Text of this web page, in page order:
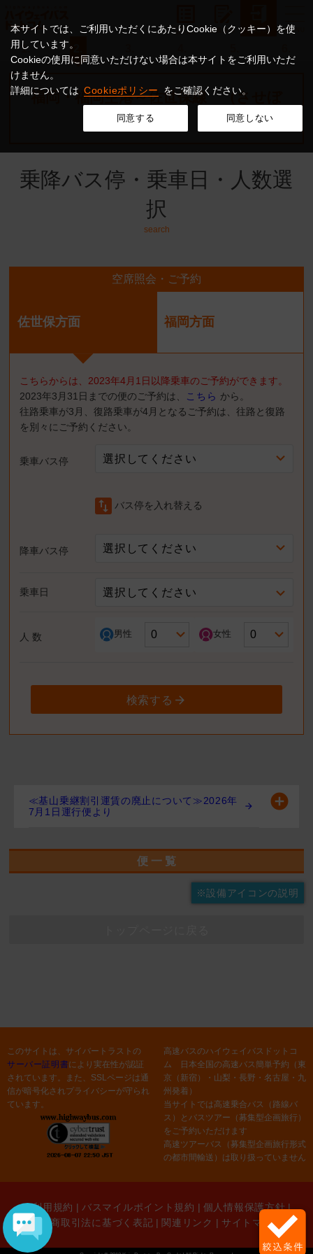
本サイトでは、ご利用いただくにあたりCookie（クッキー）を使
用しています。
Cookieの使用に同意いただけない場合は本サイトをご利用いただ
けません。
詳細については Cookieポリシー をご確認ください。
同意する 同意しない
1.
福岡・福岡空港～佐世保線 （させぼ
号）
乗降バス停・乗車日・人数選
択
search
空席照会・ご予約
佐世保方面 福岡方面
こちらからは、2023年4月1日以降乗車のご予約ができます。
2023年3月31日までの便のご予約は、
こちら から。
往路乗車が3月、復路乗車が4月となるご予約は、往路と復路
を別々にご予約ください。
乗車バス停 選択してください
swap_vert バス停を入れ替える
降車バス停 選択してください
乗車日 選択してください
人 数 男性 女性
検索する
≪基山乗継割引運賃の廃止について≫2026年
7月1日運行便より
便 一 覧
※設備アイコンの説明
このサイトは、サイバートラストの
サーバー証明書により実在性が認証
されています。また、SSLページは通
信が暗号化されプライバシーが守られ
ています。
高速バスのハイウェイバスドットコ
ム 日本全国の高速バス簡単予約（東
京（新宿）・山梨・長野・名古屋・九
州発着）
当サイトでは高速乗合バス（路線バ
ス）とバスツアー（募集型企画旅行）
をご予約いただけます
高速ツアーバス（募集型企画旅行形式
の都市間輸送）は取り扱っていません
ご利用規約 | バスマイルポイント規約 | 個人情報保護方針|
特定商取引法に基づく表記 | 関連リンク | サイトマップ